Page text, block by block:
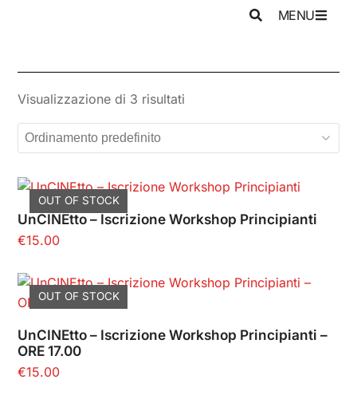
MENU
Visualizzazione di 3 risultati
OUT OF STOCK
UnCINEtto – Iscrizione Workshop Principianti
€15.00
OUT OF STOCK
UnCINEtto – Iscrizione Workshop Principianti –
ORE 17.00
€15.00